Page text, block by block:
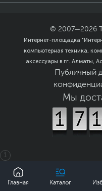
© 2007—2026
Интернет-площадка
компьютерная техника,
аксессуары в гг. Алматы,
Публичный
Мы
1
Главная Каталог